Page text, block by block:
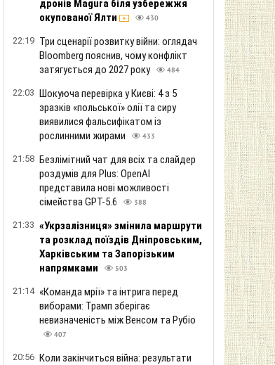
дронів Magura біля узбережжя
окупованої Ялти
430
22:19 Три сценарії розвитку війни: оглядач
Bloomberg пояснив, чому конфлікт
затягується до 2027 року
484
22:03 Шокуюча перевірка у Києві: 4 з 5
зразків «польської» олії та сиру
виявилися фальсифікатом із
рослинними жирами
433
21:58 Безлімітний чат для всіх та слайдер
роздумів для Plus: OpenAI
представила нові можливості
сімейства GPT-5.6
388
21:33 «Укрзалізниця» змінила маршрути
та розклад поїздів Дніпровським,
Харківським та Запорізьким
напрямками
503
21:14 «Команда мрії» та інтрига перед
виборами: Трамп зберігає
невизначеність між Венсом та Рубіо
407
20:56 Коли закінчиться війна: результати